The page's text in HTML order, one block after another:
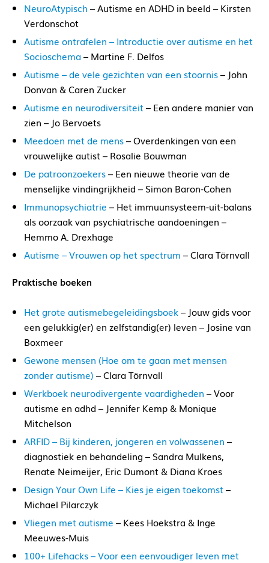
NeuroAtypisch – Autisme en ADHD in beeld – Kirsten
Verdonschot
Autisme ontrafelen – Introductie over autisme en het
Socioschema– Martine F. Delfos
Autisme – de vele gezichten van een stoornis– John
Donvan & Caren Zucker
Autisme en neurodiversiteit– Een andere manier van
zien – Jo Bervoets
Meedoen met de mens– Overdenkingen van een
vrouwelijke autist – Rosalie Bouwman
De patroonzoekers– Een nieuwe theorie van de
menselijke vindingrijkheid – Simon Baron-Cohen
Immunopsychiatrie – Het immuunsysteem-uit-balans
als oorzaak van psychiatrische aandoeningen –
Hemmo A. Drexhage
Autisme – Vrouwen op het spectrum – Clara Törnvall
Praktische boeken
Het grote autismebegeleidingsboek– Jouw gids voor
een gelukkig(er) en zelfstandig(er) leven – Josine van
Boxmeer
Gewone mensen (Hoe om te gaan met mensen
zonder autisme) – Clara Törnvall
Werkboek neurodivergente vaardigheden – Voor
autisme en adhd – Jennifer Kemp & Monique
Mitchelson
ARFID – Bij kinderen, jongeren en volwassenen –
diagnostiek en behandeling – Sandra Mulkens,
Renate Neimeijer, Eric Dumont & Diana Kroes
Design Your Own Life – Kies je eigen toekomst–
Michael Pilarczyk
Vliegen met autisme – Kees Hoekstra & Inge
Meeuwes-Muis
100+ Lifehacks – Voor een eenvoudiger leven met